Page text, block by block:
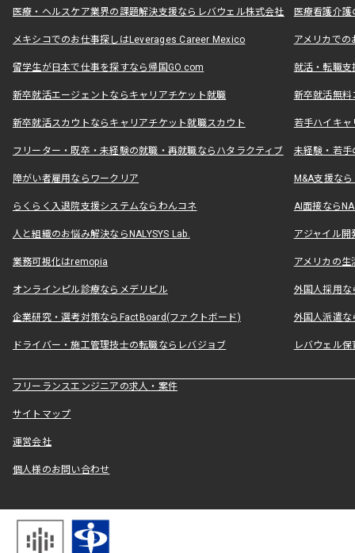
医療・ヘルスケア業界の課題解決支援ならレバウェル株式会社 医療看護介
メキシコでのお仕事探しはLeverages Career Mexico アメリカで
留学生が日本で仕事を探すなら帰国GO.com 就活・転職
新卒就活エージェントならキャリアチケット就職 新卒就活無料
新卒就活スカウトならキャリアチケット就職スカウト 若手ハイキ
フリーター・既卒・未経験の就職・再就職ならハタラクティブ 未経験・若手
障がい者雇用ならワークリア M&A支援な
らくらく入退院支援システムならわんコネ AI面接なら
人と組織のお悩み解決ならNALYSYS Lab. アジャイル
業務可視化はremopia アメリカの
オンラインピル診療ならメデリピル 外国人採用
企業研究・選考対策ならFactBoard(ファクトボード) 外国人派遣な
ドライバー・施工管理技士の転職ならレバジョブ レバウェル
フリーランスエンジニアの求人・案件
サイトマップ
運営会社
個人様のお問い合わせ